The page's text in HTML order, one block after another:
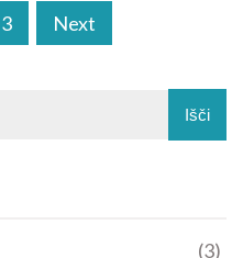
3 Next
(3)